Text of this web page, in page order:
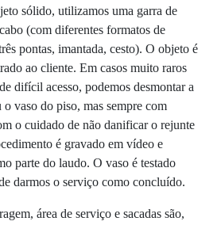
sólido, utilizamos uma garra de
(com diferentes formatos de
pontas, imantada, cesto). O objeto é
ao cliente. Em casos muito raros
difícil acesso, podemos desmontar a
vaso do piso, mas sempre com
o cuidado de não danificar o rejunte
é gravado em vídeo e
parte do laudo. O vaso é testado
darmos o serviço como concluído.
área de serviço e sacadas são,